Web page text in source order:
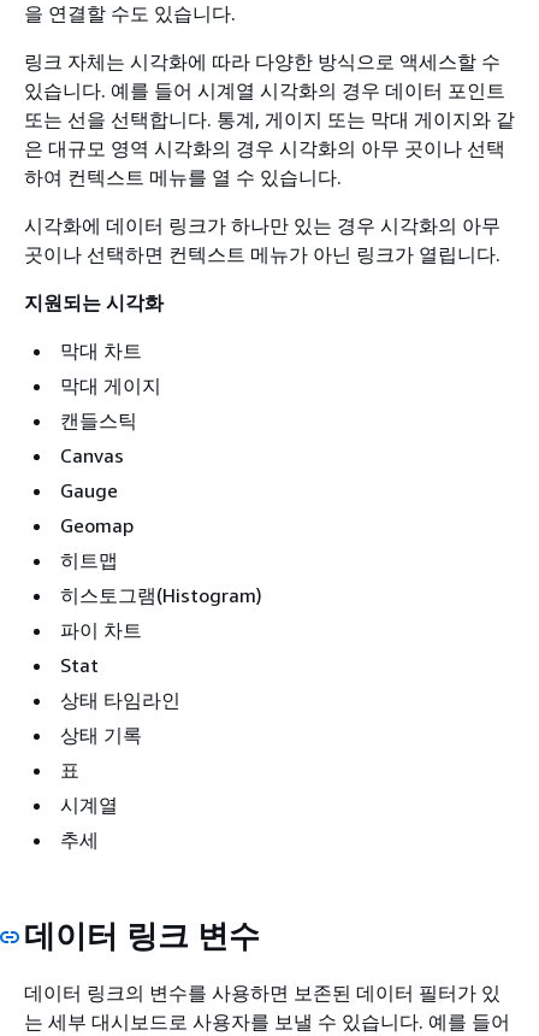
을 연결할 수도 있습니다.
링크 자체는 시각화에 따라 다양한 방식으로 액세스할 수
있습니다. 예를 들어 시계열 시각화의 경우 데이터 포인트
또는 선을 선택합니다. 통계, 게이지 또는 막대 게이지와 같
은 대규모 영역 시각화의 경우 시각화의 아무 곳이나 선택
하여 컨텍스트 메뉴를 열 수 있습니다.
시각화에 데이터 링크가 하나만 있는 경우 시각화의 아무
곳이나 선택하면 컨텍스트 메뉴가 아닌 링크가 열립니다.
지원되는 시각화
막대 차트
막대 게이지
캔들스틱
Canvas
Gauge
Geomap
히트맵
히스토그램(Histogram)
파이 차트
Stat
상태 타임라인
상태 기록
표
시계열
추세
데이터 링크 변수
데이터 링크의 변수를 사용하면 보존된 데이터 필터가 있
는 세부 대시보드로 사용자를 보낼 수 있습니다. 예를 들어